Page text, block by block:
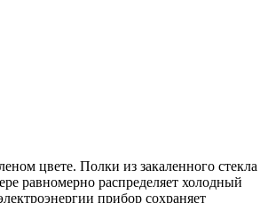
цвете. Полки из закаленного стекла
равномерно распределяет холодный
прибор сохраняет